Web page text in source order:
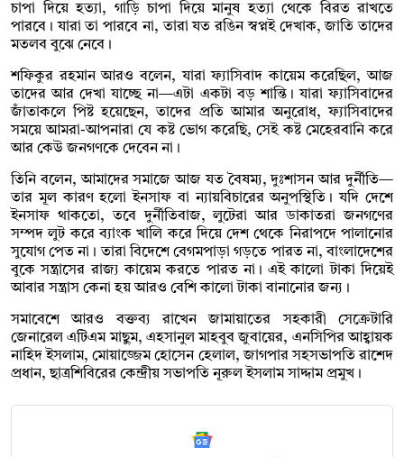
চাপা দিয়ে হত্যা, গাড়ি চাপা দিয়ে মানুষ হত্যা থেকে বিরত রাখতে
পারবে। যারা তা পারবে না, তারা যত রঙিন স্বপ্নই দেখাক, জাতি তাদের
মতলব বুঝে নেবে।
শফিকুর রহমান আরও বলেন, যারা ফ্যাসিবাদ কায়েম করেছিল, আজ
তাদের আর দেখা যাচ্ছে না—এটা একটা বড় শান্তি। যারা ফ্যাসিবাদের
জাঁতাকলে পিষ্ট হয়েছেন, তাদের প্রতি আমার অনুরোধ, ফ্যাসিবাদের
সময়ে আমরা-আপনারা যে কষ্ট ভোগ করেছি, সেই কষ্ট মেহেরবানি করে
আর কেউ জনগণকে দেবেন না।
তিনি বলেন, আমাদের সমাজে আজ যত বৈষম্য, দুঃশাসন আর দুর্নীতি—
তার মূল কারণ হলো ইনসাফ বা ন্যায়বিচারের অনুপস্থিতি। যদি দেশে
ইনসাফ থাকতো, তবে দুর্নীতিবাজ, লুটেরা আর ডাকাতরা জনগণের
সম্পদ লুট করে ব্যাংক খালি করে দিয়ে দেশ থেকে নিরাপদে পালানোর
সুযোগ পেত না। তারা বিদেশে বেগমপাড়া গড়তে পারত না, বাংলাদেশের
বুকে সন্ত্রাসের রাজ্য কায়েম করতে পারত না। এই কালো টাকা দিয়েই
আবার সন্ত্রাস কেনা হয় আরও বেশি কালো টাকা বানানোর জন্য।
সমাবেশে আরও বক্তব্য রাখেন জামায়াতের সহকারী সেক্রেটারি
জেনারেল এটিএম মাছুম, এহসানুল মাহবুব জুবায়ের, এনসিপির আহ্বায়ক
নাহিদ ইসলাম, মোয়াজ্জেম হোসেন হেলাল, জাগপার সহসভাপতি রাশেদ
প্রধান, ছাত্রশিবিরের কেন্দ্রীয় সভাপতি নূরুল ইসলাম সাদ্দাম প্রমুখ।